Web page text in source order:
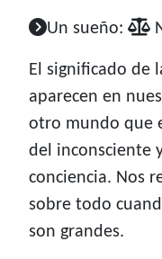
Un sueño:
El significado de
aparecen en
otro mundo que
del inconsciente
conciencia. Nos
sobre todo
son grandes.